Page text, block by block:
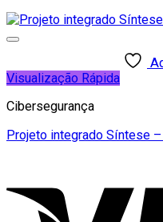
Visualização Rápida
Cibersegurança
Projeto integrado Síntese